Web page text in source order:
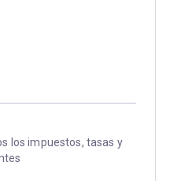
los impuestos, tasas y